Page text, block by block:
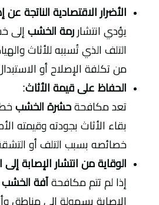
الأضرار الاقتصادية الناتجة
يؤدي انتشار رمة الخشب إلى
التلف الذي تُسببه للأثاث
من تكلفة الإصلاح أو
الحفاظ على قيمة الأثاث:
تعد مكافحة حشرة الخشب
بقاء الأثاث بجودته وقيمته
خصائصه بسبب التلف أو
الوقاية من انتشار الإصابة
إذا لم تتم مكافحة آفة الخشب
الإصابة بسهولة إلى مناطق